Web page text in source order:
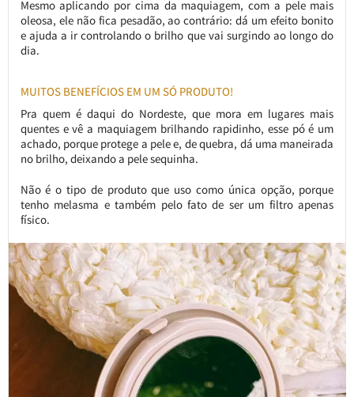
Mesmo aplicando por cima da maquiagem, com a pele mais
oleosa, ele não fica pesadão, ao contrário: dá um efeito bonito
e ajuda a ir controlando o brilho que vai surgindo ao longo do
dia.
MUITOS BENEFÍCIOS EM UM SÓ PRODUTO!
Pra quem é daqui do Nordeste, que mora em lugares mais
quentes e vê a maquiagem brilhando rapidinho, esse pó é um
achado, porque protege a pele e, de quebra, dá uma maneirada
no brilho, deixando a pele sequinha.
Não é o tipo de produto que uso como única opção, porque
tenho melasma e também pelo fato de ser um filtro apenas
físico.